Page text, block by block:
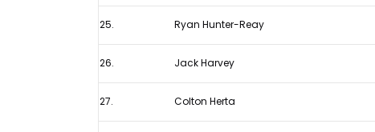
25. Ryan Hunter-Reay
26. Jack Harvey
27. Colton Herta